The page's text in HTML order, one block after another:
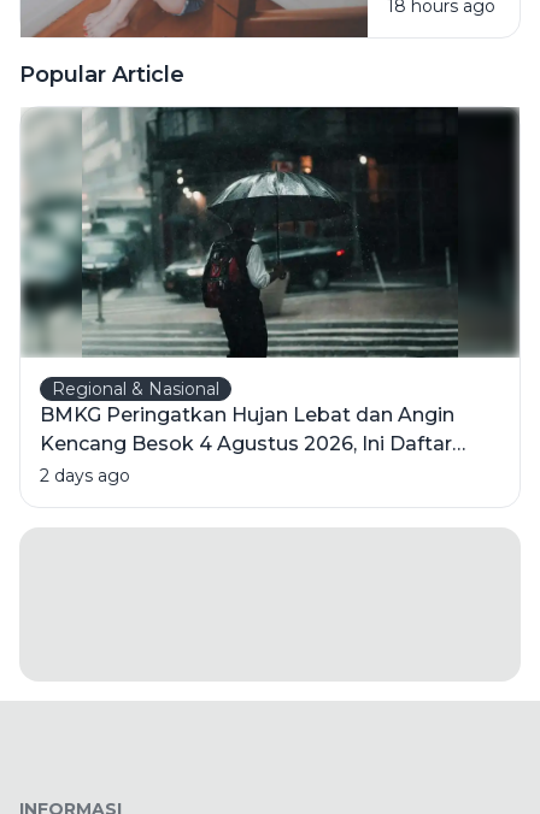
Saat Hati
Sedang
18 hours ago
Popular Article
Regional & Nasional
BMKG Peringatkan Hujan Lebat dan Angin
Kencang Besok 4 Agustus 2026, Ini Daftar
Wilayahnya
2 days ago
INFORMASI